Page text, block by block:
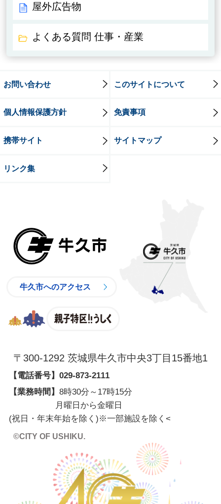
屋外広告物
よくある質問 仕事・産業
お問い合わせ このサイトについて
個人情報保護方針 免責事項
携帯サイト サイトマップ
リンク集
牛久市へのアクセス
〒300-1292 茨城県牛久市中央3丁目15番地1
【電話番号】 029-873-2111
【業務時間】 8時30分～17時15分
月曜日から金曜日
(祝日・年末年始を除く)※一部施設を除く <
©CITY OF USHIKU.